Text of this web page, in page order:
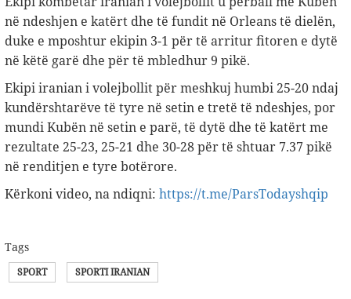
në ndeshjen e katërt dhe të fundit në Orleans të dielën,
duke e mposhtur ekipin 3-1 për të arritur fitoren e dytë
në këtë garë dhe për të mbledhur 9 pikë.
Ekipi iranian i volejbollit për meshkuj humbi 25-20 ndaj
kundërshtarëve të tyre në setin e tretë të ndeshjes, por
mundi Kubën në setin e parë, të dytë dhe të katërt me
rezultate 25-23, 25-21 dhe 30-28 për të shtuar 7.37 pikë
në renditjen e tyre botërore.
Kërkoni video, na ndiqni: https://t.me/ParsTodayshqip
Tags
SPORT SPORTI IRANIAN